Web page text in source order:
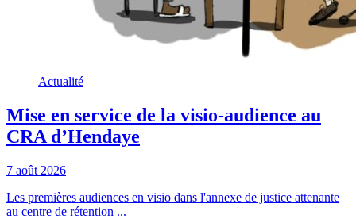
Actualité
Mise en service de la visio-audience au
CRA d’Hendaye
7 août 2026
Les premières audiences en visio dans l'annexe de justice attenante
au centre de rétention ...